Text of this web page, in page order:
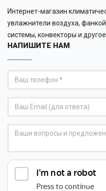
Интернет-магазин
увлажнители воздуха,
системы, конвекторы и
НАПИШИТЕ НАМ